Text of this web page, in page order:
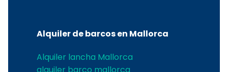
Alquiler de barcos en Mallorca
Alquiler lancha Mallorca